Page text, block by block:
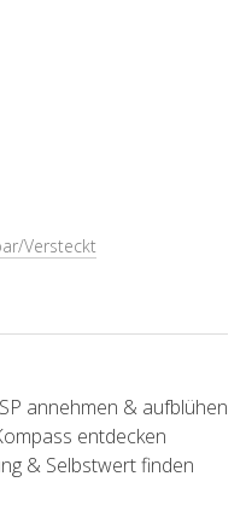
Versteckt
annehmen & aufblühen
entdecken
& Selbstwert finden